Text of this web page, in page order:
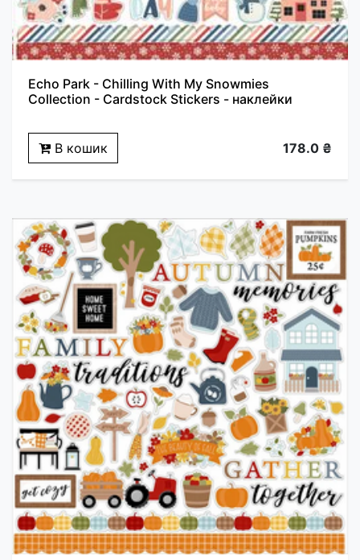
Echo Park - Chilling With My Snowmies
Collection - Cardstock Stickers - наклейки
В кошик 178.0 ₴